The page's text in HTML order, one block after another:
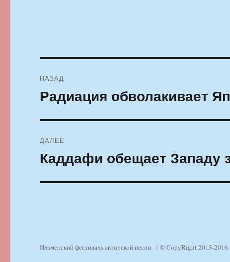
по
НАЗАД
Предыдущая
запись:
Радиация обволакивает
ДАЛЕЕ
Следующая
запись:
Каддафи обещает Западу
Ильменский фестиваль авторской песни © CopyRight 2013-